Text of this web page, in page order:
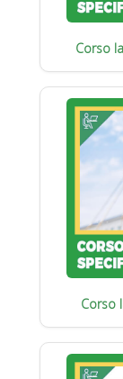
Corso
Corso